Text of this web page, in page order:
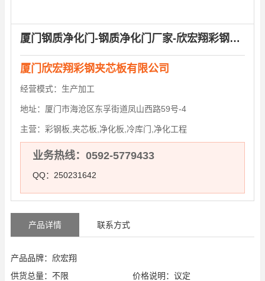
厦门钢质净化门-钢质净化门厂家-欣宏翔彩钢板销售(多图)
厦门欣宏翔彩钢夹芯板有限公司
经营模式： 生产加工
地址： 厦门市海沧区东孚街道凤山西路59号-4
主营： 彩钢板,夹芯板,净化板,冷库门,净化工程
业务热线：0592-5779433
QQ：250231642
产品详情 联系方式
产品品牌：欣宏翔
供货总量：不限
价格说明：议定